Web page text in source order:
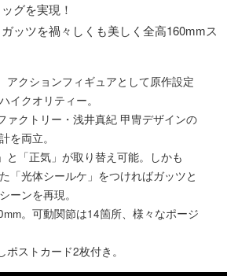
グを実現！
ッツを禍々しくも美しく全高160mmス
アクションフィギュアとして原作設定
イクオリティー。
ァクトリー・浅井真紀 甲冑デザインの
を両立。
と「正気」が取り替え可能。しかも
「光体シールケ」をつければガッツと
ーンを再現。
。可動関節は14箇所、様々なポージ
ストカード2枚付き。